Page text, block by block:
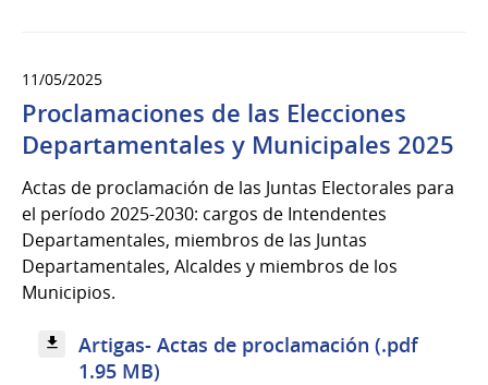
11/05/2025
Proclamaciones de las Elecciones
Departamentales y Municipales 2025
Actas de proclamación de las Juntas Electorales para
el período 2025-2030: cargos de Intendentes
Departamentales, miembros de las Juntas
Departamentales, Alcaldes y miembros de los
Municipios.
Artigas- Actas de proclamación (.pdf
1.95 MB)